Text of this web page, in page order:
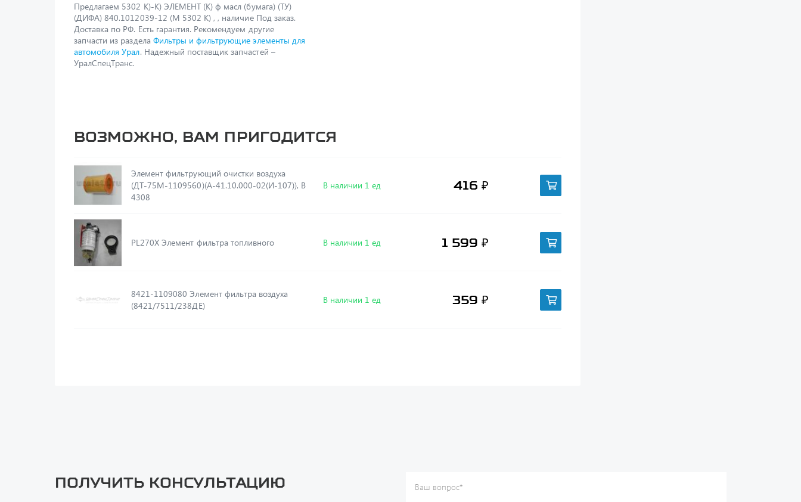
Предлагаем 5302 К)-К) ЭЛЕМЕНТ (К) ф масл (бумага) (ТУ)
(ДИФА) 840.1012039-12 (М 5302 К) , , наличие Под заказ.
Доставка по РФ. Есть гарантия. Рекомендуем другие
запчасти из раздела Фильтры и фильтрующие элементы для
автомобиля Урал. Надежный поставщик запчастей –
УралСпецТранс.
Возможно, вам пригодится
Элемент фильтрующий очистки воздуха
(ДТ-75М-1109560)(А-41.10.000-02(И-107)), В
4308
В наличии 1 ед 416 ₽
PL270X Элемент фильтра топливного В наличии 1 ед 1 599 ₽
8421-1109080 Элемент фильтра воздуха
(8421/7511/238ДЕ)
В наличии 1 ед 359 ₽
Получить консультацию Ваш вопрос*